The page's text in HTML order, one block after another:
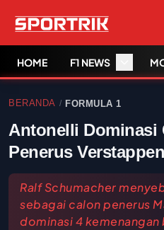
HOME F1 NEWS
BERANDA / FORMULA 1
Antonelli Dominasi
Penerus
Ralf Schumacher
sebagai calon penerus
dominasi 4